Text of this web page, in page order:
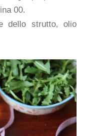
00.
dello strutto, olio